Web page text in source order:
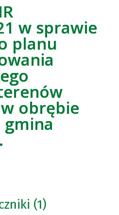
w sprawie
planu
obrębie
gmina
(1)